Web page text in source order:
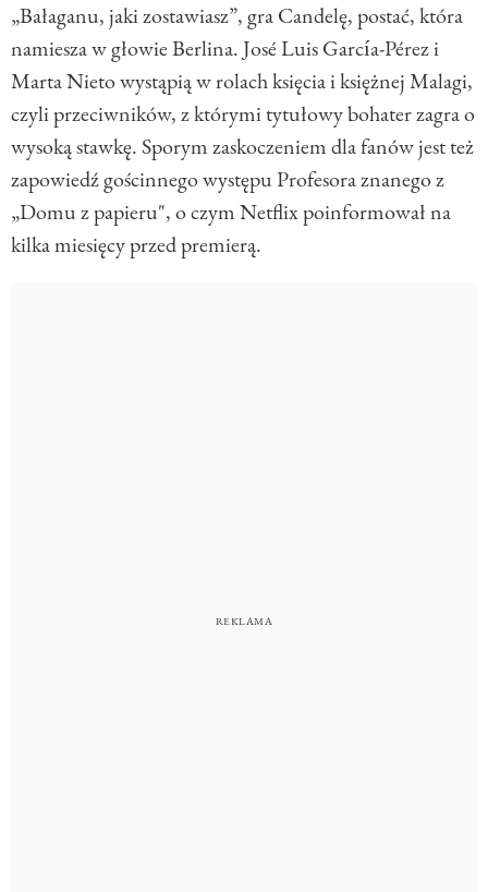
„Bałaganu, jaki zostawiasz”, gra Candelę, postać, która
namiesza w głowie Berlina. José Luis García-Pérez i
Marta Nieto wystąpią w rolach księcia i księżnej Malagi,
czyli przeciwników, z którymi tytułowy bohater zagra o
wysoką stawkę. Sporym zaskoczeniem dla fanów jest też
zapowiedź gościnnego występu Profesora znanego z
„Domu z papieru", o czym Netflix poinformował na
kilka miesięcy przed premierą.